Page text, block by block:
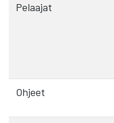
Pelaajat
Ohjeet